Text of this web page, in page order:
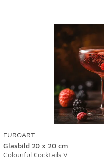
EUROART
Glasbild 20 x 20 cm
Colourful Cocktails V